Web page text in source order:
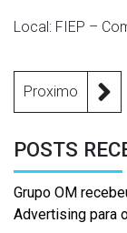
Local: FIEP –
Proximo
POSTS
Grupo OM
Advertising para